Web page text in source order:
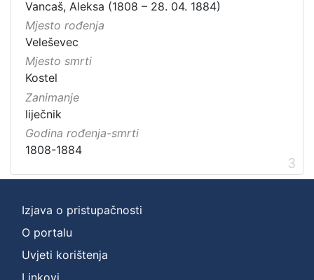
Vancaš, Aleksa (1808 – 28. 04. 1884)
Mjesto rođenja
Veleševec
Mjesto smrti
Kostel
Zanimanje
liječnik
Godina rođenja-smrti
1808-1884
3
Izjava o pristupačnosti
O portalu
Uvjeti korištenja
Linkovi